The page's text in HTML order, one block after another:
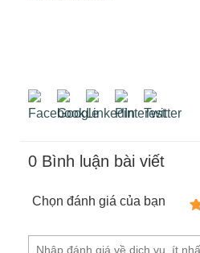
0 Bình luận bài viết
Chọn đánh giá của bạn